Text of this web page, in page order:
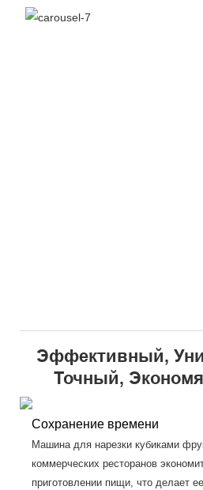
Эффективный,
Точный,
Сохранение времени
Машина для нарезки кубиками
коммерческих ресторанов
приготовлении пищи, что делает